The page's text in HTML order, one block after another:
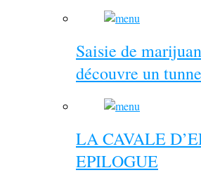
Saisie de
découvre un
LA CAVALE
EPILOGUE